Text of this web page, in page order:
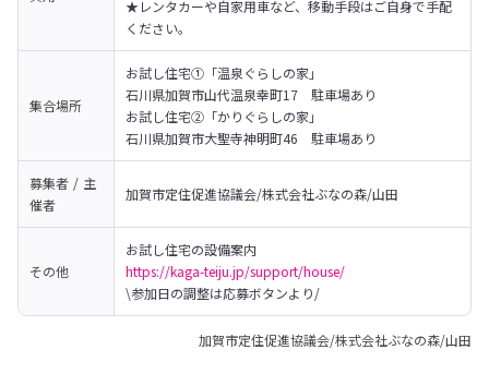
★レンタカーや自家用車など、移動手段はご自身で手配
ください。
集合場所
お試し住宅①「温泉ぐらしの家」
石川県加賀市山代温泉幸町17　駐車場あり
お試し住宅②「かりぐらしの家」
石川県加賀市大聖寺神明町46　駐車場あり
募集者 / 主
催者
加賀市定住促進協議会/株式会社ぶなの森/山田
その他
https://kaga-teiju.jp/support/house/
\参加日の調整は応募ボタンより/
加賀市定住促進協議会/株式会社ぶなの森/山田